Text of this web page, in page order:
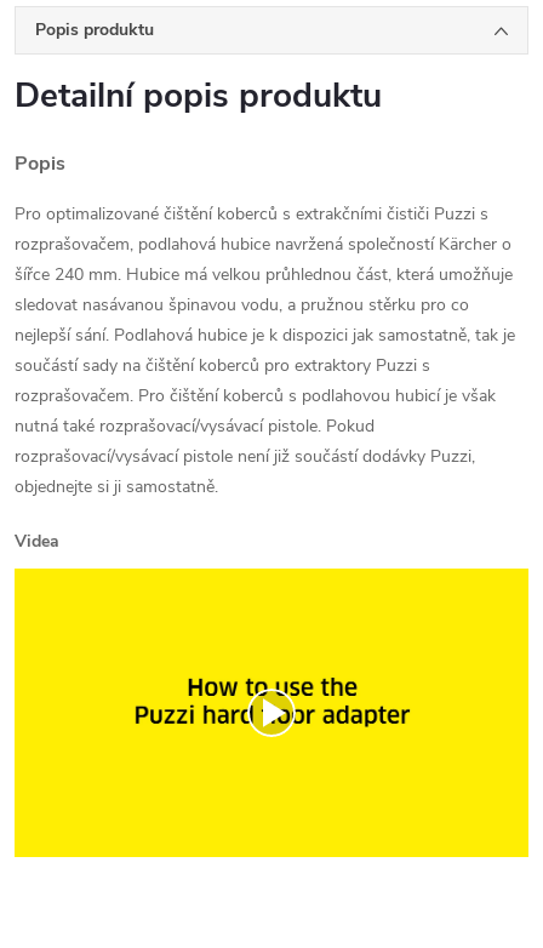
Popis produktu
Detailní popis produktu
Popis
Pro optimalizované čištění koberců s extrakčními čističi Puzzi s
rozprašovačem, podlahová hubice navržená společností Kärcher o
šířce 240 mm. Hubice má velkou průhlednou část, která umožňuje
sledovat nasávanou špinavou vodu, a pružnou stěrku pro co
nejlepší sání. Podlahová hubice je k dispozici jak samostatně, tak je
součástí sady na čištění koberců pro extraktory Puzzi s
rozprašovačem. Pro čištění koberců s podlahovou hubicí je však
nutná také rozprašovací/vysávací pistole. Pokud
rozprašovací/vysávací pistole není již součástí dodávky Puzzi,
objednejte si ji samostatně.
Videa